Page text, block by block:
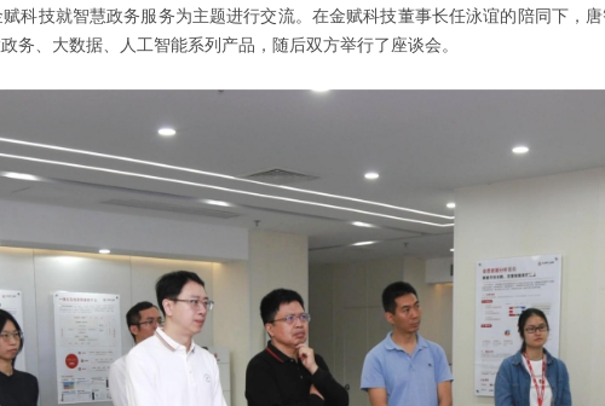
科技就智慧政务服务为主题进行交流。在金赋科技董事长任泳谊的陪同下，
务、大数据、人工智能系列产品，随后双方举行了座谈会。